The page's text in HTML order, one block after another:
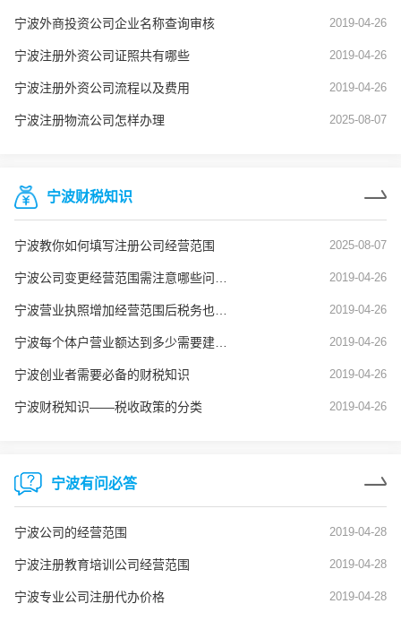
宁波外商投资公司企业名称查询审核 2019-04-26
宁波注册外资公司证照共有哪些 2019-04-26
宁波注册外资公司流程以及费用 2019-04-26
宁波注册物流公司怎样办理 2025-08-07
宁波财税知识
宁波教你如何填写注册公司经营范围 2025-08-07
宁波公司变更经营范围需注意哪些问题？ 2019-04-26
宁波营业执照增加经营范围后税务也要变更吗？ 2019-04-26
宁波每个体户营业额达到多少需要建账？ 2019-04-26
宁波创业者需要必备的财税知识 2019-04-26
宁波财税知识——税收政策的分类 2019-04-26
宁波有问必答
宁波公司的经营范围 2019-04-28
宁波注册教育培训公司经营范围 2019-04-28
宁波专业公司注册代办价格 2019-04-28